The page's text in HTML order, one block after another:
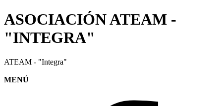
ASOCIACIÓN ATEAM -
"INTEGRA"
ATEAM - "Integra"
MENÚ